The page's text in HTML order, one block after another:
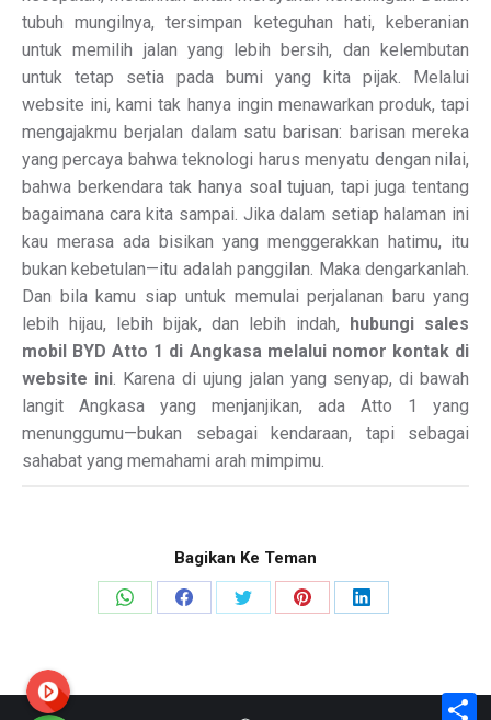
tubuh mungilnya, tersimpan keteguhan hati, keberanian
untuk memilih jalan yang lebih bersih, dan kelembutan
untuk tetap setia pada bumi yang kita pijak. Melalui
website ini, kami tak hanya ingin menawarkan produk, tapi
mengajakmu berjalan dalam satu barisan: barisan mereka
yang percaya bahwa teknologi harus menyatu dengan nilai,
bahwa berkendara tak hanya soal tujuan, tapi juga tentang
bagaimana cara kita sampai. Jika dalam setiap halaman ini
kau merasa ada bisikan yang menggerakkan hatimu, itu
bukan kebetulan—itu adalah panggilan. Maka dengarkanlah.
Dan bila kamu siap untuk memulai perjalanan baru yang
lebih hijau, lebih bijak, dan lebih indah, hubungi sales
mobil BYD Atto 1 di Angkasa melalui nomor kontak di
website ini . Karena di ujung jalan yang senyap, di bawah
langit Angkasa yang menjanjikan, ada Atto 1 yang
menunggumu—bukan sebagai kendaraan, tapi sebagai
sahabat yang memahami arah mimpimu.
Bagikan Ke Teman
Share
Share
Share
Share
Share